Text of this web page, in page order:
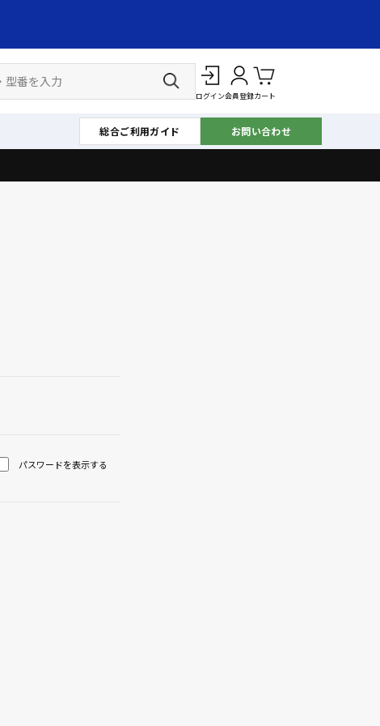
ログイン会員登録カート
総合ご利用ガイド お問い合わせ
パスワードを表示する